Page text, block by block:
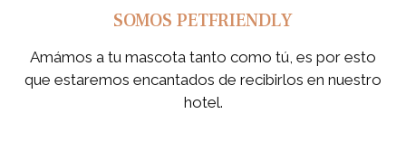
SOMOS PETFRIENDLY
Amámos a tu mascota tanto como tú, es por esto
que estaremos encantados de recibirlos en nuestro
hotel.